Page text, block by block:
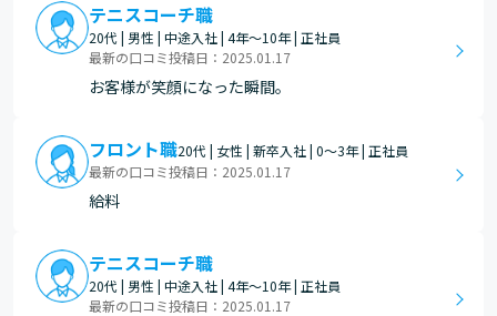
テニスコーチ職
20代 | 男性 | 中途入社 | 4年～10年 | 正社員
最新の口コミ投稿日：2025.01.17
お客様が笑顔になった瞬間。
フロント職20代 | 女性 | 新卒入社 | 0～3年 | 正社員
最新の口コミ投稿日：2025.01.17
給料
テニスコーチ職
20代 | 男性 | 中途入社 | 4年～10年 | 正社員
最新の口コミ投稿日：2025.01.17